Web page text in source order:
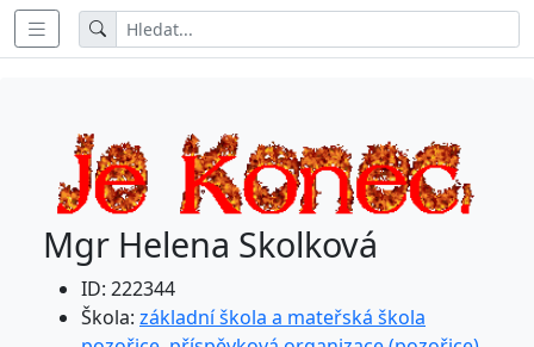
Mgr Helena Skolková
ID: 222344
Škola: základní škola a mateřská škola